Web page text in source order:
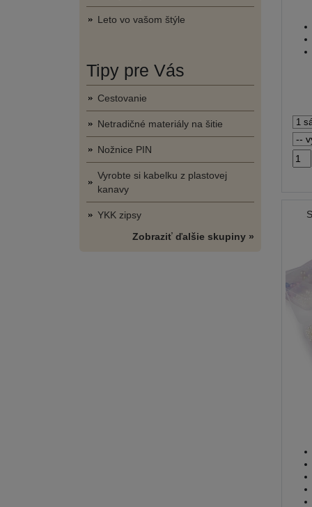
Leto vo vašom štýle
Tipy pre Vás
Cestovanie
Netradičné materiály na šitie
Nožnice PIN
Vyrobte si kabelku z plastovej
kanavy
YKK zipsy
Zobraziť ďalšie skupiny »